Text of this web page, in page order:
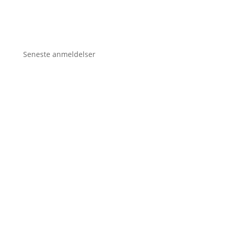
Seneste anmeldelser